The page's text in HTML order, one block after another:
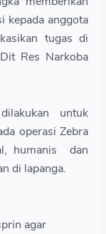
kepada anggota
tugas di
Res Narkoba
untuk
operasi Zebra
humanis dan
di lapanga.
agar